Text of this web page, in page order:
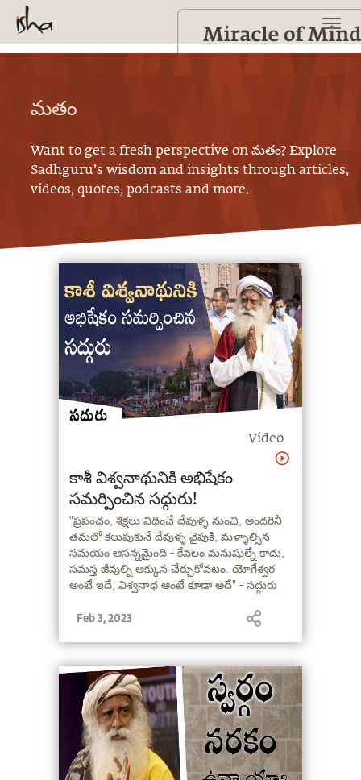
మతం
Want to get a fresh perspective onమతం? Explore
Sadhguru’s wisdom and insights through articles,
videos, quotes, podcasts and more.
Video
కాశీ విశ్వనాథునికి అభిషేకం
సమర్పించిన సద్గురు!
"ప్రపంచం, శిక్షలు విధించే దేవుళ్ళ నుంచి, అందరినీ
తమలో కలుపుకునే దేవుళ్ళ వైపుకి, మళ్ళాల్సిన
సమయం ఆసన్నమైంది - కేవలం మనుషుల్నే కాదు,
సమస్త జీవుల్ని అక్కున చేర్చుకోవటం. యోగేశ్వర
అంటే ఇదే, విశ్వనాథ అంటే కూడా అదే" - సద్గురు
Feb 3, 2023